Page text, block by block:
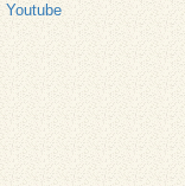
Youtube